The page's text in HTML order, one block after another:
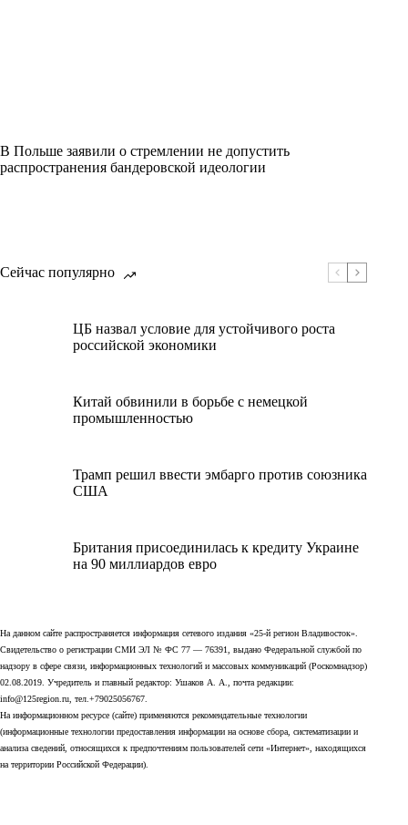
В Польше заявили о стремлении не допустить
распространения бандеровской идеологии
Сейчас популярно
ЦБ назвал условие для устойчивого роста
российской экономики
Китай обвинили в борьбе с немецкой
промышленностью
Трамп решил ввести эмбарго против союзника
США
Британия присоединилась к кредиту Украине
на 90 миллиардов евро
На данном сайте распространяется информация сетевого издания «25-й регион Владивосток».
Свидетельство о регистрации СМИ ЭЛ № ФС 77 — 76391, выдано Федеральной службой по
надзору в сфере связи, информационных технологий и массовых коммуникаций (Роскомнадзор)
02.08.2019. Учредитель и главный редактор: Ушаков А. А., почта редакции:
info@125region.ru, тел.+79025056767.
На информационном ресурсе (сайте) применяются рекомендательные технологии
(информационные технологии предоставления информации на основе сбора, систематизации и
анализа сведений, относящихся к предпочтениям пользователей сети «Интернет», находящихся
на территории Российской Федерации).